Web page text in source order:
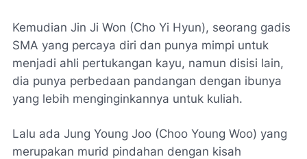
Kemudian Jin Ji Won (Cho Yi Hyun), seorang gadis
SMA yang percaya diri dan punya mimpi untuk
menjadi ahli pertukangan kayu, namun disisi lain,
dia punya perbedaan pandangan dengan ibunya
yang lebih menginginkannya untuk kuliah.
Lalu ada Jung Young Joo (Choo Young Woo) yang
merupakan murid pindahan dengan kisah